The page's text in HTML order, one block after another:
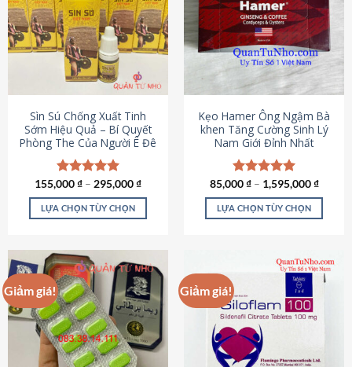
thể.
Các
tùy
chọn
có
thể
được
chọn
trên
trang
sản
phẩm
Sìn Sú Chống Xuất Tinh
Sớm Hiệu Quả – Bí Quyết
Phòng The Của Người Ê Đê
Được xếp
hạng4.95
5 sao
155,000₫ – 295,000₫
LỰA CHỌN TÙY CHỌN
này
có
nhiều
biến
thể.
Các
tùy
Kẹo Hamer Ông Ngậm Bà
khen Tăng Cường Sinh Lý
Nam Giới Đỉnh Nhất
Được xếp
hạng5.00
5 sao
85,000₫– 1,595,000₫
LỰA CHỌN TÙY CHỌN
này
nhiều
biến
tùy
Giảm giá! Giảm giá!